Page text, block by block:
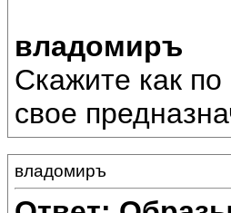
владомиръ
Скажите как
свое
владомиръ